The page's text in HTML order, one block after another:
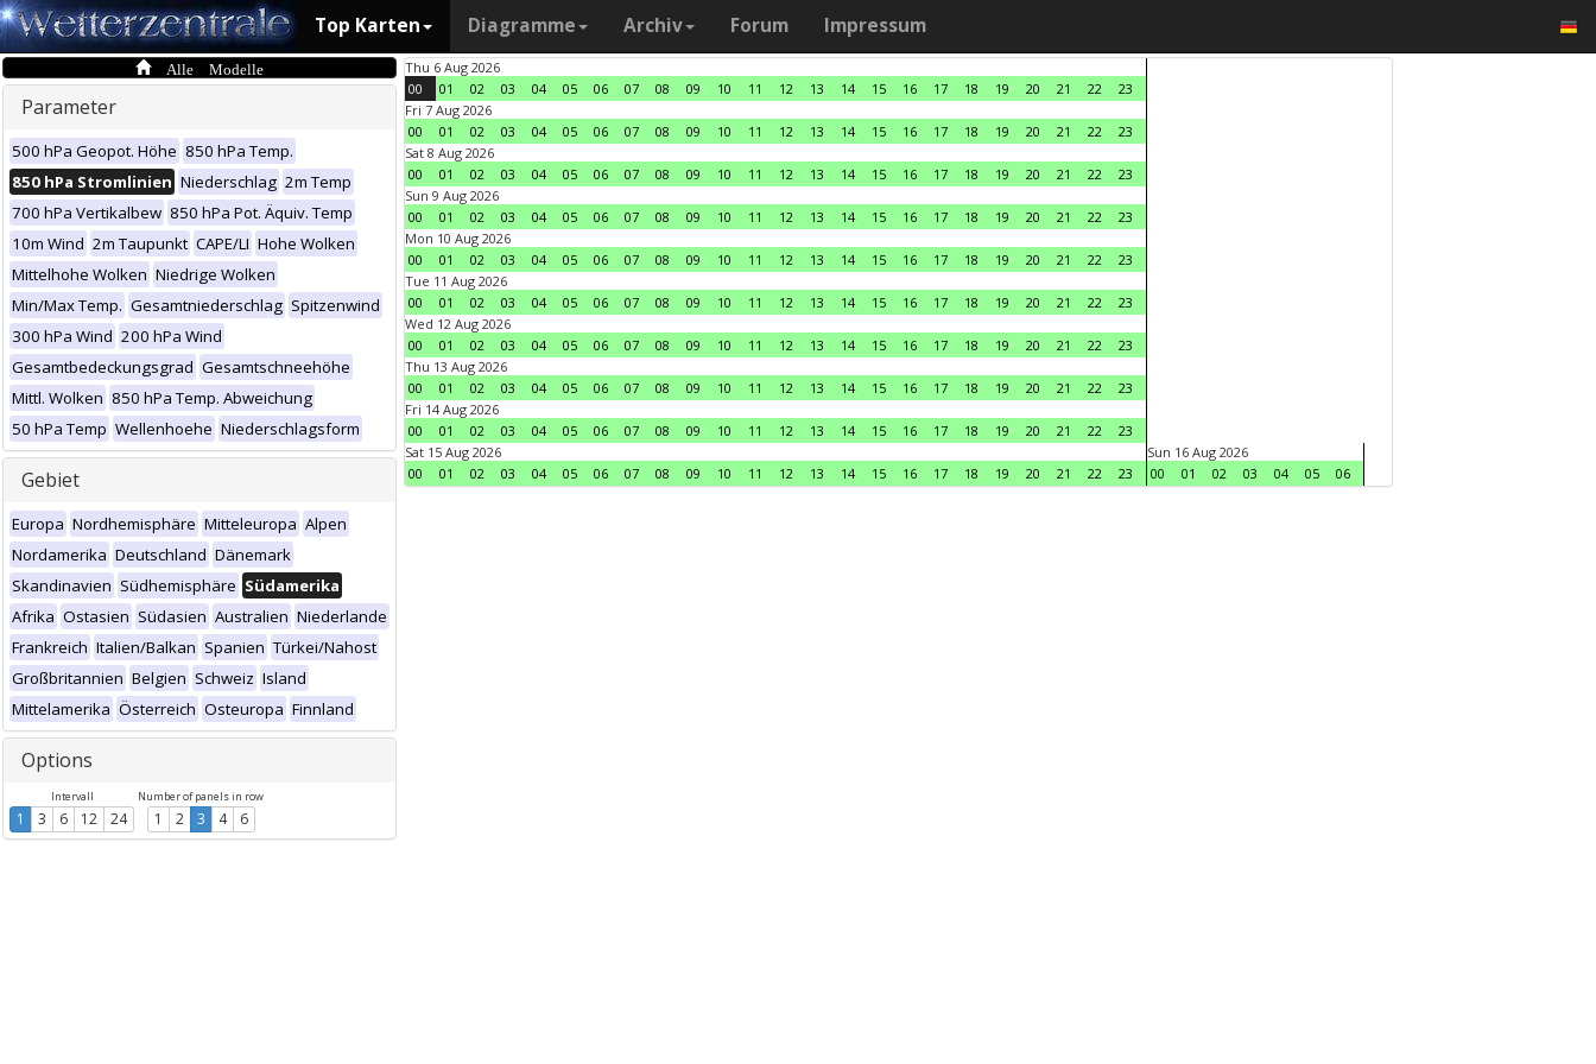
Top Karten Diagramme Archiv Forum Impressum
Alle Modelle
Parameter
500 hPa Geopot. Höhe 850 hPa Temp.
850 hPa Stromlinien Niederschlag 2m Temp
700 hPa Vertikalbew 850 hPa Pot. Äquiv. Temp
10m Wind 2m Taupunkt CAPE/LI Hohe Wolken
Mittelhohe Wolken Niedrige Wolken
Min/Max Temp. Gesamtniederschlag Spitzenwind
300 hPa Wind 200 hPa Wind
Gesamtbedeckungsgrad Gesamtschneehöhe
Mittl. Wolken 850 hPa Temp. Abweichung
50 hPa Temp Wellenhoehe Niederschlagsform
Gebiet
Europa Nordhemisphäre Mitteleuropa Alpen
Nordamerika Deutschland Dänemark
Skandinavien Südhemisphäre Südamerika
Afrika Ostasien Südasien Australien Niederlande
Frankreich Italien/Balkan Spanien Türkei/Nahost
Großbritannien Belgien Schweiz Island
Mittelamerika Österreich Osteuropa Finnland
Options
Intervall
1 3 6 12 24
Number of panels in row
1 2 3 4 6
Thu 6 Aug 2026
00
01 02 03 04 05 06 07 08 09 10 11 12 13 14 15 16 17 18 19 20 21 22
23
Fri 7 Aug 2026
00
01 02 03 04 05 06 07 08 09 10 11 12 13 14 15 16 17 18 19 20 21 22
23
Sat 8 Aug 2026
00
01 02 03 04 05 06 07 08 09 10 11 12 13 14 15 16 17 18 19 20 21 22
23
Sun 9 Aug 2026
00
01 02 03 04 05 06 07 08 09 10 11 12 13 14 15 16 17 18 19 20 21 22
23
Mon 10 Aug 2026
00
01 02 03 04 05 06 07 08 09 10 11 12 13 14 15 16 17 18 19 20 21 22
23
Tue 11 Aug 2026
00
01 02 03 04 05 06 07 08 09 10 11 12 13 14 15 16 17 18 19 20 21 22
23
Wed 12 Aug 2026
00
01 02 03 04 05 06 07 08 09 10 11 12 13 14 15 16 17 18 19 20 21 22
23
Thu 13 Aug 2026
00
01 02 03 04 05 06 07 08 09 10 11 12 13 14 15 16 17 18 19 20 21 22
23
Fri 14 Aug 2026
00
01 02 03 04 05 06 07 08 09 10 11 12 13 14 15 16 17 18 19 20 21 22
23
Sat 15 Aug 2026
00
01 02 03 04 05 06 07 08 09 10 11 12 13 14 15 16 17 18 19 20 21 22 23
Sun 16 Aug 2026
00
01 02 03 04 05 06